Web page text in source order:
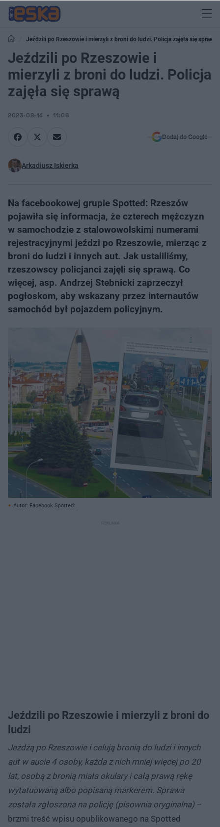
Jeździli po Rzeszowie i mierzyli z broni do ludzi. Policja zajęła się sprawą
Jeździli po Rzeszowie i
mierzyli z broni do ludzi. Policja
zajęła się sprawą
2023-08-14 11:06
Dodaj do Google
Arkadiusz Iskierka
Na facebookowej grupie Spotted: Rzeszów
pojawiła się informacja, że czterech mężczyzn
w samochodzie z stalowowolskimi numerami
rejestracyjnymi jeździ po Rzeszowie, mierząc z
broni do ludzi i innych aut. Jak ustaliliśmy,
rzeszowscy policjanci zajęli się sprawą. Co
więcej, asp. Andrzej Stebnicki zaprzeczył
pogłoskom, aby wskazany przez internautów
samochód był pojazdem policyjnym.
Autor: Facebook Spotted:
Jeździli po Rzeszowie i mierzyli z broni do
ludzi
Jeżdżą po Rzeszowie i celują bronią do ludzi i innych
aut w aucie 4 osoby, każda z nich mniej więcej po 20
lat, osobą z bronią miała okulary i całą prawą rękę
wytatuowaną albo popisaną markerem. Sprawa
została zgłoszona na policję (pisownia oryginalna) –
brzmi treść wpisu opublikowanego na Spotted